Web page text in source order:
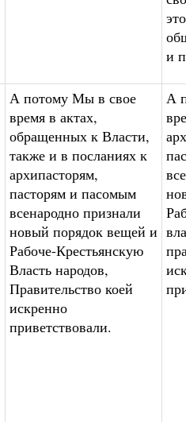
и
А потому Мы в свое
время в актах,
обращенных к Власти,
также и в посланиях к
архипасторям,
пасторям и пасомым
всенародно признали
новый порядок вещей и
Рабоче-Крестьянскую
Власть народов,
Правительство коей
искренно
приветствовали.
А